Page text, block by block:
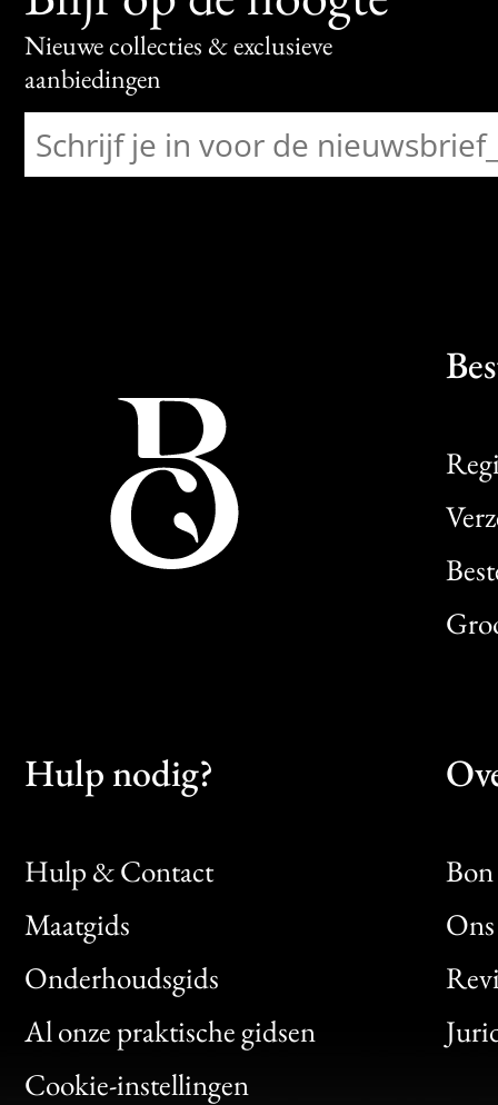
Nieuwe collecties & exclusieve
aanbiedingen
Hulp nodig?
Hulp & Contact
Maatgids
Onderhoudsgids
Al onze praktische gidsen
Cookie-instellingen
Bon
Clic